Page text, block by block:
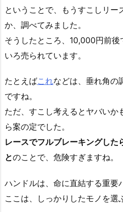
ということで、もうすこしリー
か、調べてみました。
そうしたところ、10,000円前
いろ売られています。
たとえばこれなどは、垂れ角の
ですね。
ただ、すこし考えるとヤバいか
ら案の定でした。
レースでフルブレーキングした
とのことで、危険すぎますね。
ハンドルは、命に直結する重要
ここは、しっかりしたモノを選